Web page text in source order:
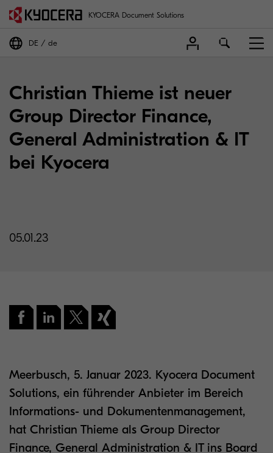
KYOCERA Document Solutions
DE de
Christian Thieme ist neuer
Group Director Finance,
General Administration & IT
bei Kyocera
05.01.23
Meerbusch, 5. Januar 2023. Kyocera Document
Solutions, ein führender Anbieter im Bereich
Informations- und Dokumentenmanagement,
hat Christian Thieme als Group Director
Finance, General Administration & IT ins Board